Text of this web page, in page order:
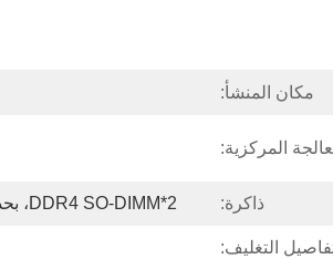
مكان المنشأ:
المركزية:
ذاكرة: 2*DDR4 SO-DIMM، بحد أقصى يصل إلى 64 جيجابايت
التغليف: